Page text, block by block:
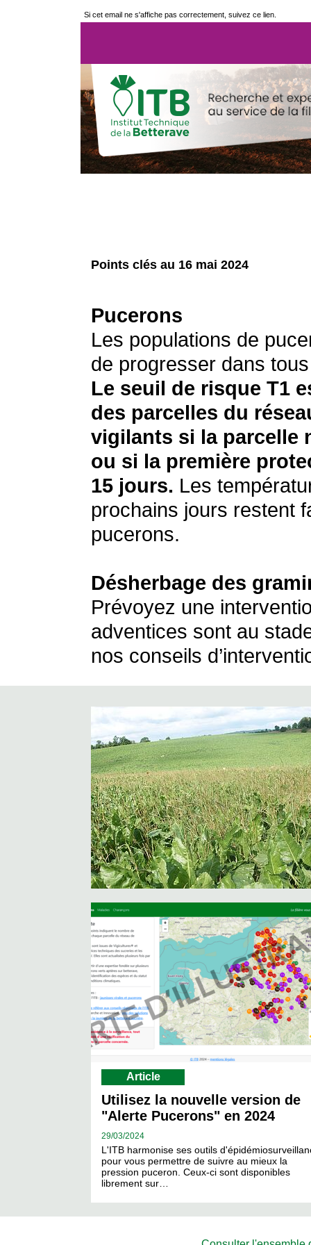
Si cet email ne s'affiche pas correctement, suivez ce lien.
Points clés au 16 mai 2024
Pucerons
Les populations de
de progresser dans
Le seuil de risque T1
des parcelles du
vigilants si la parcelle
ou si la première
15 jours. Les
prochains jours restent
pucerons.
Désherbage des
Prévoyez une
adventices sont au
nos conseils
Article
Utilisez la nouvelle version de
"Alerte Pucerons" en 2024
29/03/2024
L'ITB harmonise ses outils
pour vous permettre de suivre au mieux la
pression puceron. Ceux-ci sont disponibles
librement sur…